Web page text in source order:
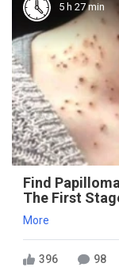
5 h 27 min
Find
The First
More
396 98